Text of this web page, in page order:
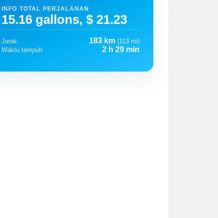
INFO TOTAL PERJALANAN
15.16 gallons, $ 21.23
Jarak 183 km (113 mi)
Waktu tempuh
2 h 29 min